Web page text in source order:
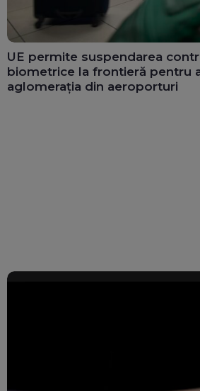
UE permite suspendarea
biometrice la frontieră pentru
aglomerația din aeroporturi